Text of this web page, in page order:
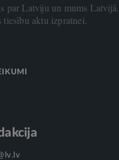
par Latviju un mums Latvijā.
tiesību aktu izpratnei.